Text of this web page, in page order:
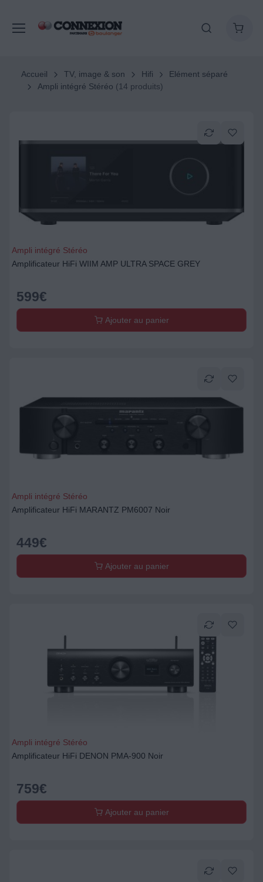
Accueil TV, image & son Hifi
Elément séparé
Ampli intégré Stéréo (14 produits)
Ampli intégré Stéréo
Amplificateur HiFi WIIM AMP ULTRA SPACE GREY
599€
Ajouter au panier
Ampli intégré Stéréo
Amplificateur HiFi MARANTZ PM6007 Noir
449€
Ajouter au panier
Ampli intégré Stéréo
Amplificateur HiFi DENON PMA-900 Noir
759€
Ajouter au panier